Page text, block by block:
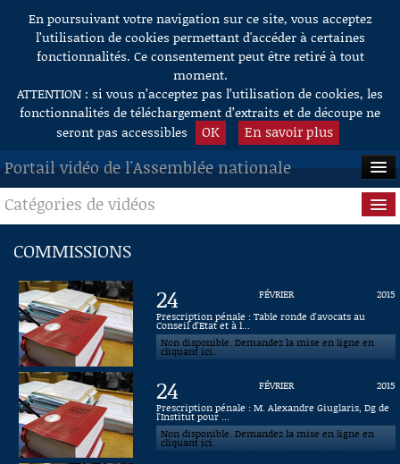
Aller au contenu
En poursuivant votre navigation sur ce site, vous acceptez
l’utilisation de cookies permettant d'accéder à certaines
fonctionnalités. Ce consentement peut être retiré à tout
moment.
ATTENTION : si vous n’acceptez pas l’utilisation de cookies, les
fonctionnalités de téléchargement d’extraits et de découpe ne
seront pas accessibles
OK En savoir plus
Portail vidéo de l'Assemblée nationale
ACCUEIL
EN DIRECT
À LA DEMANDE
RECHERCHE
AIDE À LA DÉCOUPE
DE VIDÉOS
Catégories de vidéos
Questions au Gouvernement
Commissions
Présidence
Évènements
Connaissance, Histoire
COMMISSIONS
24 FÉVRIER
2015
Prescription pénale : Table ronde d'avocats au
Conseil d'Etat et à l...
Non disponible. Demandez la mise en ligne en
cliquant ici.
24 FÉVRIER
2015
Prescription pénale : M. Alexandre Giuglaris, Dg de
l'Institut pour ...
Non disponible. Demandez la mise en ligne en
cliquant ici.